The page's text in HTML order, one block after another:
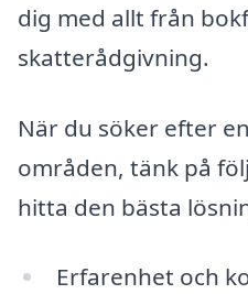
dig med allt från
skatterådgivning.
När du söker efter
områden, tänk på
hitta den bästa
Erfarenhet och